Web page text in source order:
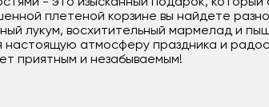
плетеной корзине вы найдете
лукум, восхитительный мармелад и
настоящую атмосферу праздника и
приятным и незабываемым!